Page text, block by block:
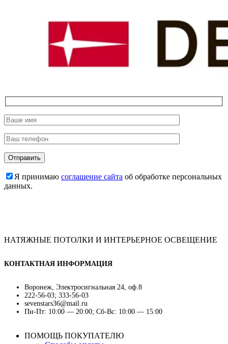
Я принимаю соглашение сайта об обработке персональных
данных.
НАТЯЖНЫЕ ПОТОЛКИ И ИНТЕРЬЕРНОЕ ОСВЕЩЕНИЕ
КОНТАКТНАЯ ИНФОРМАЦИЯ
Воронеж, Электросигнальная 24, оф.8
222-56-03; 333-56-03
sevenstars36@mail.ru
Пн-Пт: 10:00 — 20:00; Сб-Вс: 10:00 — 15:00
ПОМОЩЬ ПОКУПАТЕЛЮ